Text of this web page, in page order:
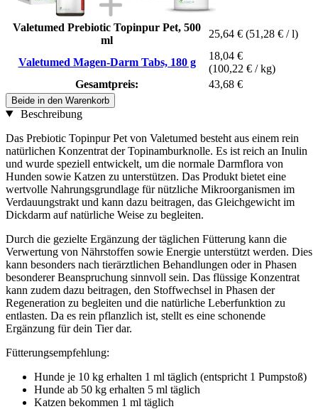
Valetumed Prebiotic Topinpur Pet, 500
ml
25,64 € (51,28 € / l)
Valetumed Magen-Darm Tabs, 180 g
18,04 €
(100,22 € / kg)
Gesamtpreis:
43,68 €
Beide in den Warenkorb
Beschreibung
Das Prebiotic Topinpur Pet von Valetumed besteht aus einem rein
natürlichen Konzentrat der Topinamburknolle. Es ist reich an Inulin
und wurde speziell entwickelt, um die normale Darmflora von
Hunden sowie Katzen zu unterstützen. Das Produkt bietet eine
wertvolle Nahrungsgrundlage für nützliche Mikroorganismen im
Verdauungstrakt und kann dazu beitragen, das Gleichgewicht im
Dickdarm auf natürliche Weise zu begleiten.
Durch die gezielte Ergänzung der täglichen Fütterung kann die
Verwertung von Nährstoffen sowie Energie unterstützt werden. Dies
kann besonders nach tierärztlichen Behandlungen oder in Phasen
besonderer Beanspruchung sinnvoll sein. Das flüssige Konzentrat
kann zudem dazu beitragen, den Stoffwechsel in Phasen der
Regeneration zu begleiten und die natürliche Leberfunktion zu
entlasten. Da es rein pflanzlich ist, stellt es eine schonende
Ergänzung für dein Tier dar.
Fütterungsempfehlung:
Hunde je 10 kg erhalten 1 ml täglich (entspricht 1 Pumpstoß)
Hunde ab 50 kg erhalten 5 ml täglich
Katzen bekommen 1 ml täglich